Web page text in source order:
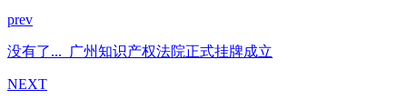
prev
没有了... 广州知识产权法院正式挂牌成立
NEXT